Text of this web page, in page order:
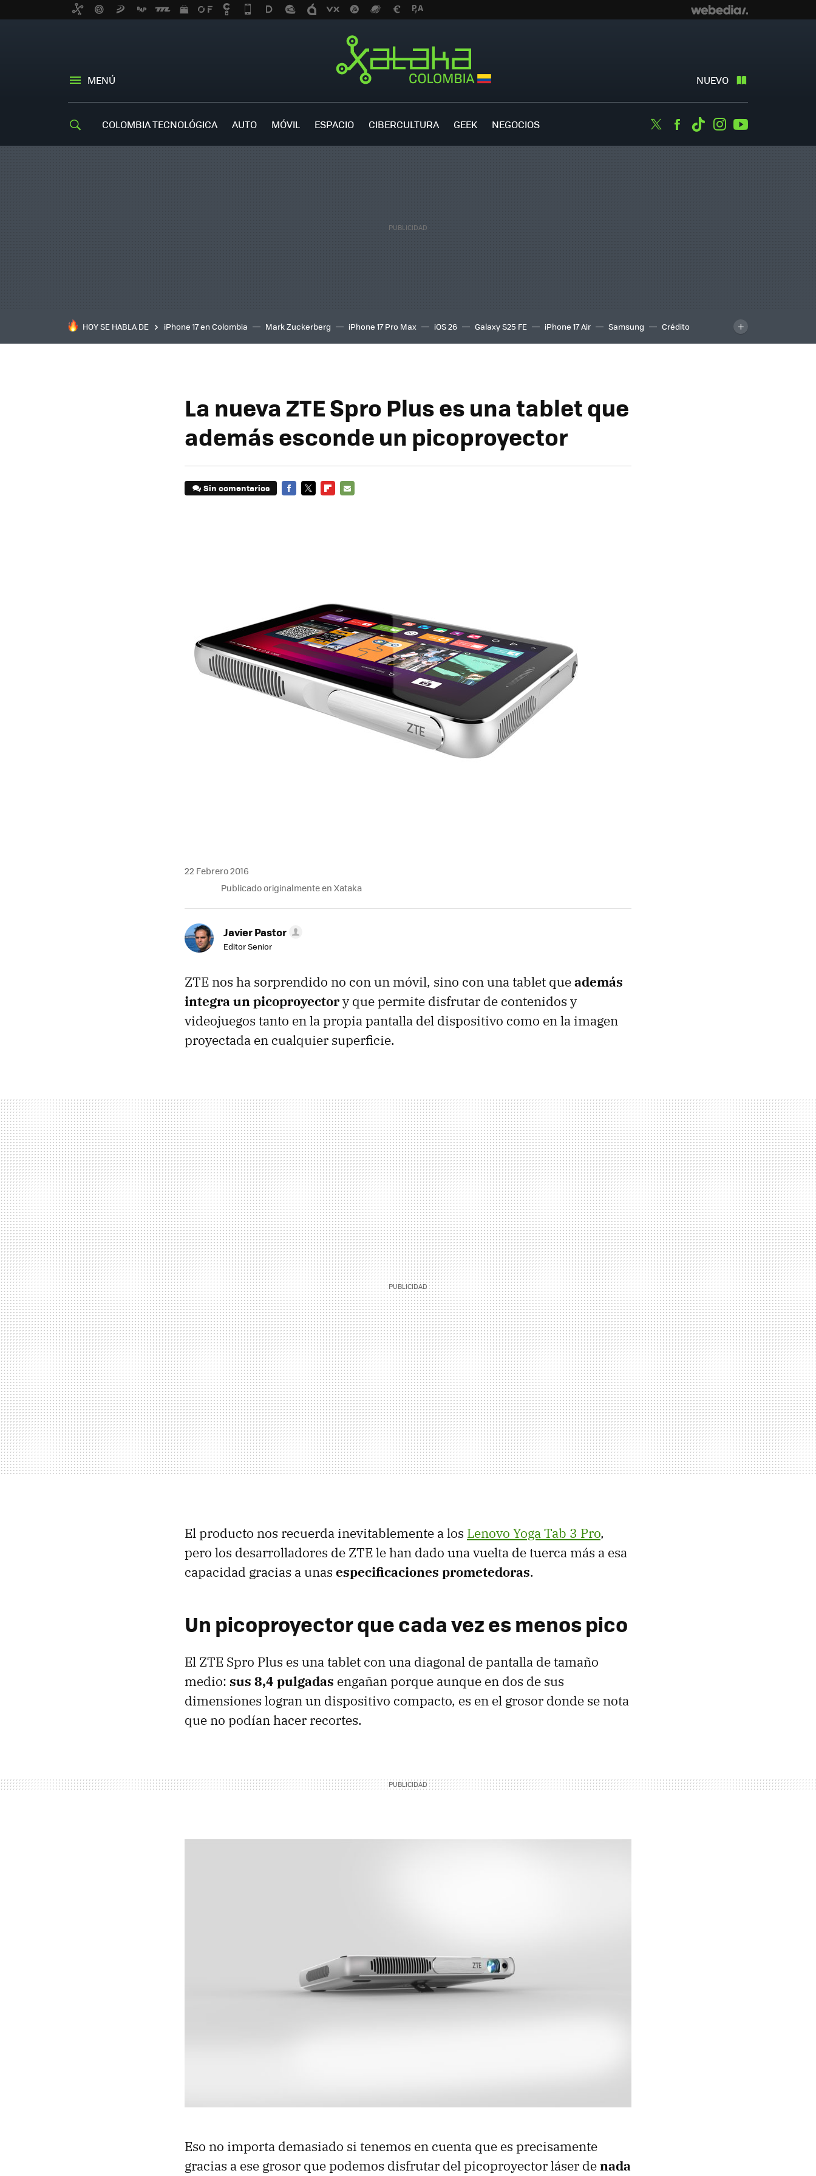
MENÚ NUEVO
COLOMBIA TECNOLÓGICA AUTO MÓVIL ESPACIO CIBERCULTURA GEEK NEGOCIOS TwitterFacebook
TiktokInstagram
HOY SE HABLA DE iPhone 17 en Colombia Mark Zuckerberg iPhone 17 Pro Max iOS 26 Galaxy S25 FE iPhone 17 Air Samsung
Crédito
inteligente
IA TCL C8K
La nueva ZTE Spro Plus es una tablet que
además esconde un picoproyector
Sin comentarios
22 Febrero 2016
Publicado originalmente en Xataka
Javier Pastor
Editor Senior
ZTE nos ha sorprendido no con un móvil, sino con una tablet queademás
integra un picoproyectory que permite disfrutar de contenidos y
videojuegos tanto en la propia pantalla del dispositivo como en la imagen
proyectada en cualquier superficie.
El producto nos recuerda inevitablemente a los Lenovo Yoga Tab 3 Pro,
pero los desarrolladores de ZTE le han dado una vuelta de tuerca más a esa
capacidad gracias a unas especificaciones prometedoras.
Un picoproyector que cada vez es menos pico
El ZTE Spro Plus es una tablet con una diagonal de pantalla de tamaño
medio: sus 8,4 pulgadas engañan porque aunque en dos de sus
dimensiones logran un dispositivo compacto, es en el grosor donde se nota
que no podían hacer recortes.
Eso no importa demasiado si tenemos en cuenta que es precisamente
gracias a ese grosor que podemos disfrutar del picoproyector láser denada